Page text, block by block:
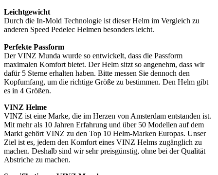
Leichtgewicht
Durch die In-Mold Technologie ist dieser Helm im Vergleich zu
anderen Speed Pedelec Helmen besonders leicht.
Perfekte Passform
Der VINZ Munda wurde so entwickelt, dass die Passform
maximalen Komfort bietet. Der Helm sitzt so angenehm, dass wir
dafür 5 Sterne erhalten haben. Bitte messen Sie dennoch den
Kopfumfang, um die richtige Größe zu bestimmen. Den Helm gibt
es in 4 Größen.
VINZ Helme
VINZ ist eine Marke, die im Herzen von Amsterdam entstanden ist.
Mit mehr als 10 Jahren Erfahrung und über 50 Modellen auf dem
Markt gehört VINZ zu den Top 10 Helm-Marken Europas. Unser
Ziel ist es, jedem den Komfort eines VINZ Helms zugänglich zu
machen. Deshalb sind wir sehr preisgünstig, ohne bei der Qualität
Abstriche zu machen.